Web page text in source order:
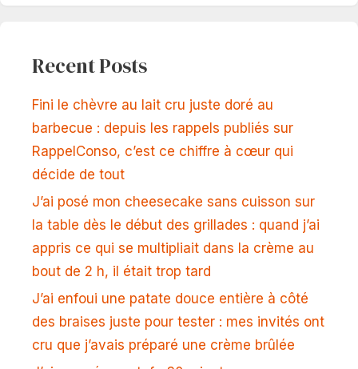
Recent Posts
Fini le chèvre au lait cru juste doré au
barbecue : depuis les rappels publiés sur
RappelConso, c’est ce chiffre à cœur qui
décide de tout
J’ai posé mon cheesecake sans cuisson sur
la table dès le début des grillades : quand j’ai
appris ce qui se multipliait dans la crème au
bout de 2 h, il était trop tard
J’ai enfoui une patate douce entière à côté
des braises juste pour tester : mes invités ont
cru que j’avais préparé une crème brûlée